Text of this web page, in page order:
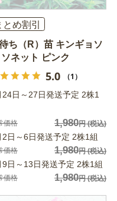
とめ割引
ち（R）苗 キンギョソ
ソネット ピンク
5.0 （1）
24日～27日発送予定 2株1
価格 1,980円(税込)
2日～6日発送予定 2株1組
価格 1,980円(税込)
9日～13日発送予定 2株1組
価格 1,980円(税込)